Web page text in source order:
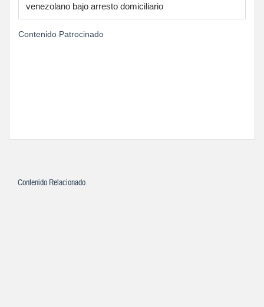
venezolano bajo arresto domiciliario
Contenido Patrocinado
Contenido Relacionado